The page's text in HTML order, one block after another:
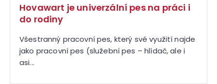
Hovawart je univerzální pes na práci i
do rodiny
Všestranný pracovní pes, který své využití najde
jako pracovní pes (služební pes – hlídač, ale i
asi...